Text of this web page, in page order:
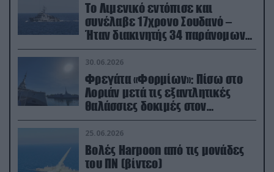
Το Λιμενικό εντόπισε και
συνέλαβε 17χρονο Σουδανό –
Ήταν διακινητής 34 παράνομων
μεταναστών
30.06.2026
Φρεγάτα «Φορμίων»: Πίσω στο
Λοριάν μετά τις εξαντλητικές
θαλάσσιες δοκιμές στον
απαιτητικό Βισκαϊκό
25.06.2026
Βολές Harpoon από τις μονάδες
του ΠΝ (βίντεο)